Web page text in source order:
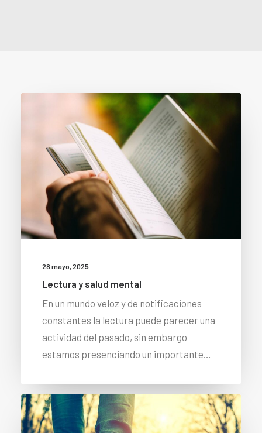
28 mayo, 2025
Lectura y salud mental
En un mundo veloz y de notificaciones
constantes la lectura puede parecer una
actividad del pasado, sin embargo
estamos presenciando un importante…